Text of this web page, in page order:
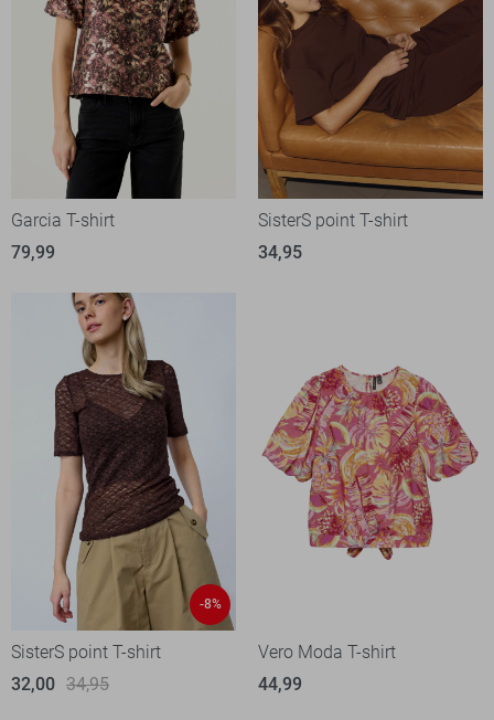
Garcia T-shirt
79,99
SisterS point T-shirt
34,95
-8%
SisterS point T-shirt
32,00 34,95
Vero Moda T-shirt
44,99